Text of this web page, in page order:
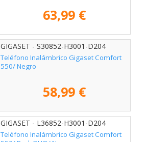
63,99 €
GIGASET - S30852-H3001-D204
Teléfono Inalámbrico Gigaset Comfort
550/ Negro
58,99 €
GIGASET - L36852-H3001-D204
Teléfono Inalámbrico Gigaset Comfort